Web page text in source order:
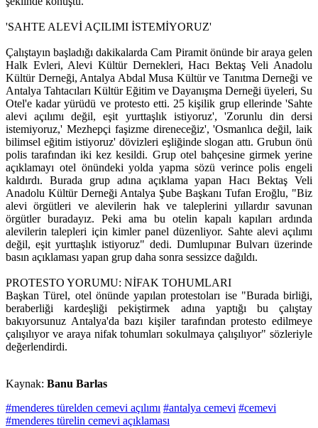
'SAHTE ALEVİ AÇILIMI İSTEMİYORUZ'
Çalıştayın başladığı dakikalarda Cam Piramit önünde bir araya gelen
Halk Evleri, Alevi Kültür Dernekleri, Hacı Bektaş Veli Anadolu
Kültür Derneği, Antalya Abdal Musa Kültür ve Tanıtma Derneği ve
Antalya Tahtacıları Kültür Eğitim ve Dayanışma Derneği üyeleri, Su
Otel'e kadar yürüdü ve protesto etti. 25 kişilik grup ellerinde 'Sahte
alevi açılımı değil, eşit yurttaşlık istiyoruz', 'Zorunlu din dersi
istemiyoruz,' Mezhepçi faşizme direneceğiz', 'Osmanlıca değil, laik
bilimsel eğitim istiyoruz' dövizleri eşliğinde slogan attı. Grubun önü
polis tarafından iki kez kesildi. Grup otel bahçesine girmek yerine
açıklamayı otel önündeki yolda yapma sözü verince polis engeli
kaldırdı. Burada grup adına açıklama yapan Hacı Bektaş Veli
Anadolu Kültür Derneği Antalya Şube Başkanı Tufan Eroğlu, "Biz
alevi örgütleri ve alevilerin hak ve taleplerini yıllardır savunan
örgütler buradayız. Peki ama bu otelin kapalı kapıları ardında
alevilerin talepleri için kimler panel düzenliyor. Sahte alevi açılımı
değil, eşit yurttaşlık istiyoruz" dedi. Dumlupınar Bulvarı üzerinde
basın açıklaması yapan grup daha sonra sessizce dağıldı.
PROTESTO YORUMU: NİFAK TOHUMLARI
Başkan Türel, otel önünde yapılan protestoları ise "Burada birliği,
beraberliği kardeşliği pekiştirmek adına yaptığı bu çalıştay
bakıyorsunuz Antalya'da bazı kişiler tarafından protesto edilmeye
çalışılıyor ve araya nifak tohumları sokulmaya çalışılıyor" sözleriyle
değerlendirdi.
Kaynak: Banu Barlas
#menderes türelden cemevi açılımı #antalya cemevi #cemevi
#menderes türelin cemevi açıklaması